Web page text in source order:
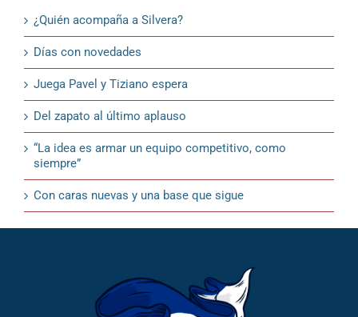
¿Quién acompaña a Silvera?
Días con novedades
Juega Pavel y Tiziano espera
Del zapato al último aplauso
“La idea es armar un equipo competitivo, como
siempre”
Con caras nuevas y una base que sigue